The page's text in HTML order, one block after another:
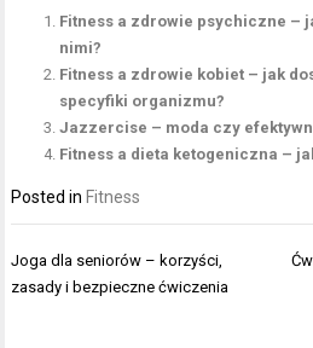
Fitness a zdrowie psychiczne –
nimi?
Fitness a zdrowie kobiet – jak
specyfiki organizmu?
Jazzercise – moda czy
Fitness a dieta ketogeniczna –
Posted in Fitness
Nawigacja
wpisu
Joga dla seniorów – korzyści,
zasady i bezpieczne ćwiczenia